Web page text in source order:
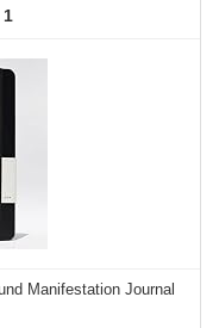
1
Manifestation Journal